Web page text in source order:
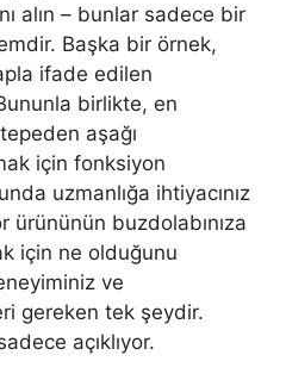
alın – bunlar sadece bir
Başka bir örnek,
ifade edilen
birlikte, en
aşağı
için fonksiyon
uzmanlığa ihtiyacınız
buzdolabınıza
için ne olduğunu
ve
gereken tek şeydir.
açıklıyor.